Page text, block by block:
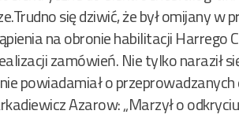
się dziwić, że był omijany w
na obronie habilitacji Harrego
zamówień. Nie tylko naraził
powiadamiał o
Azarow: „Marzył o